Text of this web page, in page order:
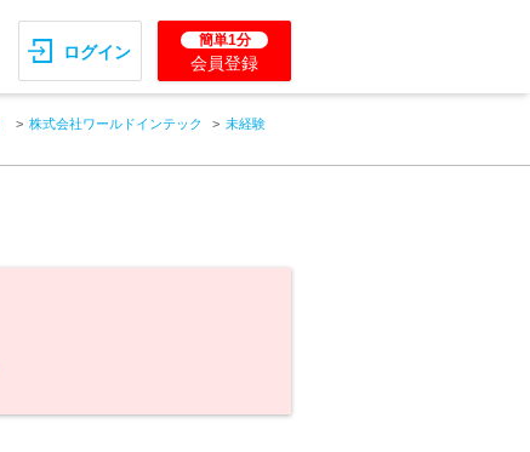
ログイン
簡単1分
会員登録
株式会社ワールドインテック
未経験